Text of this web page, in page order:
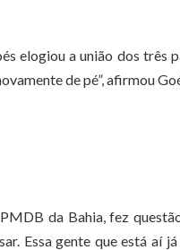
elogiou a união dos três
de pé”, afirmou
da Bahia, fez
Essa gente que está aí já